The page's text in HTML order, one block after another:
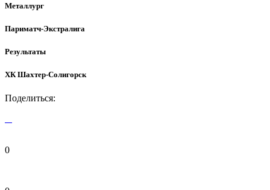
Металлург
Париматч-Экстралига
Результаты
ХК Шахтер-Солигорск
Поделиться:
0